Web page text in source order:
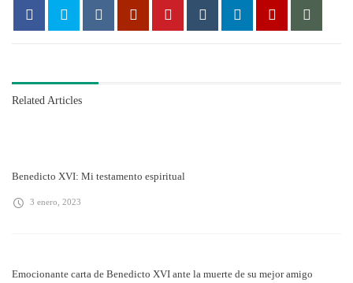
Related Articles
Benedicto XVI: Mi testamento espiritual
3 enero, 2023
Emocionante carta de Benedicto XVI ante la muerte de su mejor amigo